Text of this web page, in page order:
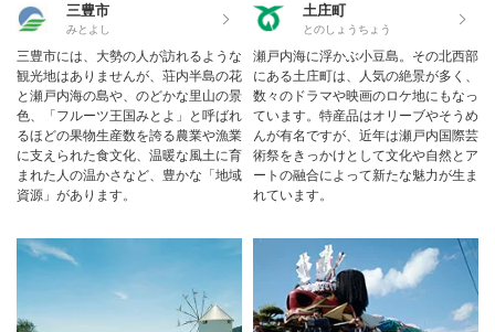
三豊市
みとよし
三豊市には、大勢の人が訪れるような
観光地はありませんが、荘内半島の花
と瀬戸内海の島や、のどかな里山の景
色、「フルーツ王国みとよ」と呼ばれ
るほどの果物生産数を誇る農業や漁業
に支えられた食文化、温暖な風土に育
まれた人の温かさなど、豊かな「地域
資源」があります。
土庄町
とのしょうちょう
瀬戸内海に浮かぶ小豆島。その北西部
にある土庄町は、人気の絶景が多く、
数々のドラマや映画のロケ地にもなっ
ています。特産品はオリーブやそうめ
んが有名ですが、近年は瀬戸内国際芸
術祭をきっかけとして文化や自然とア
ートの融合によって新たな魅力が生ま
れています。